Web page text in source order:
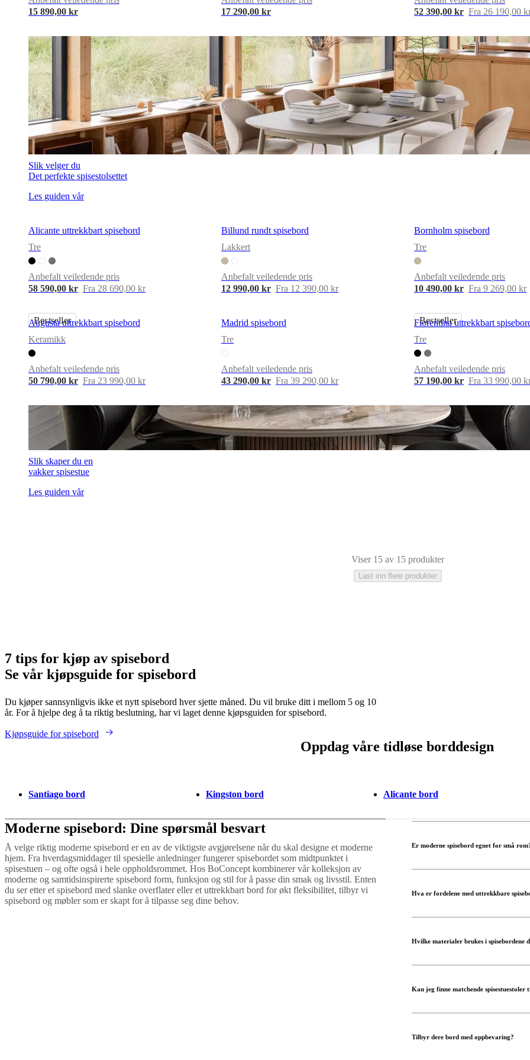
designereTilpasning:
certifications Tilgjengelighetserklæring
Bli
franchisetaker
ProfessionalsTrade
ProgramProjects
Articles
15 890,00 kr
17 290,00 kr
52 390,00 kr Fra 26 190,00
Slik velger du
Det perfekte spisestolsettet
Les guiden vår
Alicante uttrekkbart spisebord
Tre
Anbefalt veiledende pris
58 590,00 kr Fra 28 690,00 kr
Billund rundt spisebord
Lakkert
Anbefalt veiledende pris
12 990,00 kr Fra 12 390,00 kr
Bornholm spisebord
Tre
Anbefalt veiledende pris
10 490,00 kr Fra 9 269,00 kr
Bestseller
Augusta uttrekkbart spisebord
Keramikk
Anbefalt veiledende pris
50 790,00 kr Fra 23 990,00 kr
Madrid spisebord
Tre
Anbefalt veiledende pris
43 290,00 kr Fra 39 290,00 kr
Bestseller
Fiorentina uttrekkbart
Tre
Anbefalt veiledende pris
57 190,00 kr Fra 33 990,00
Slik skaper du en
vakker spisestue
Les guiden vår
Viser 15 av 15 produkter
Last inn flere produkter
7 tips for kjøp av spisebord
Se vår kjøpsguide for spisebord
Du kjøper sannsynligvis ikke et nytt spisebord hver sjette måned. Du vil bruke ditt i mellom 5 og 10
år. For å hjelpe deg å ta riktig beslutning, har vi laget denne kjøpsguiden for spisebord.
Kjøpsguide for spisebord
Oppdag våre tidløse borddesign
Santiago bord Kingston bord Alicante bord
Moderne spisebord: Dine spørsmål besvart
Å velge riktig moderne spisebord er en av de viktigste avgjørelsene når du skal designe et moderne
hjem. Fra hverdagsmiddager til spesielle anledninger fungerer spisebordet som midtpunktet i
spisestuen – og ofte også i hele oppholdsrommet. Hos BoConcept kombinerer vår kolleksjon av
moderne og samtidsinspirerte spisebord form, funksjon og stil for å passe din smak og livsstil. Enten
du ser etter et spisebord med slanke overflater eller et uttrekkbart bord for økt fleksibilitet, tilbyr vi
spisebord og møbler som er skapt for å tilpasse seg dine behov.
Er moderne spisebord egnet for små
Hva er fordelene med uttrekkbare
Hvilke materialer brukes i spisebordene
Kan jeg finne matchende spisestuestoler
Tilbyr dere bord med oppbevaring?